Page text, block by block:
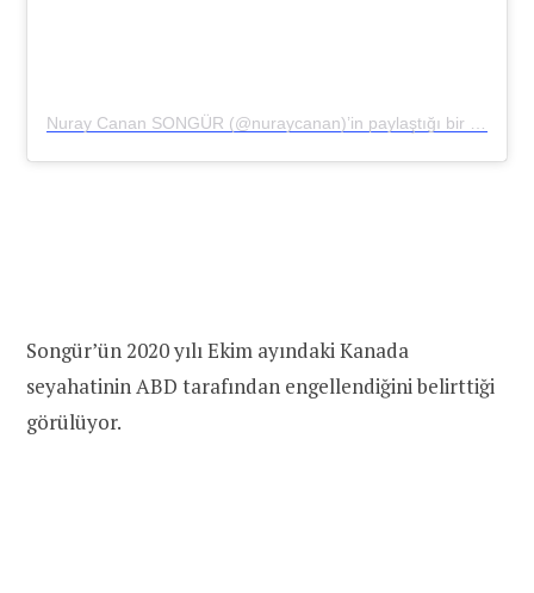
Songür’ün 2020 yılı Ekim ayındaki Kanada
seyahatinin ABD tarafından engellendiğini belirttiği
görülüyor.